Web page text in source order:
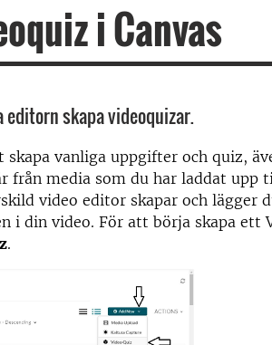
i Canvas
editorn skapa videoquizar.
vanliga uppgifter och quiz,
från media som du har laddat upp
video editor skapar och lägger
i din video. För att börja skapa ett
.